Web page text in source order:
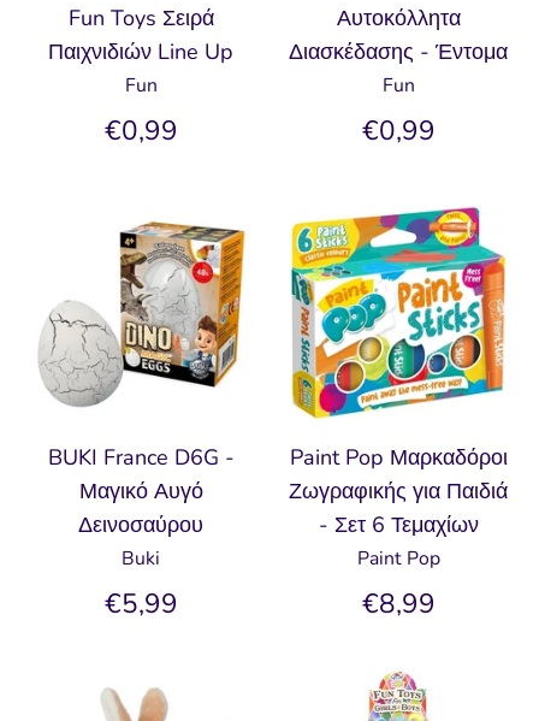
Fun Toys Σειρά
Παιχνιδιών Line Up
Fun
€0,99
Αυτοκόλλητα
Διασκέδασης - Έντομα
Fun
€0,99
BUKI France D6G -
Μαγικό Αυγό
Δεινοσαύρου
Buki
€5,99
Paint Pop Μαρκαδόροι
Ζωγραφικής για Παιδιά
- Σετ 6 Τεμαχίων
Paint Pop
€8,99